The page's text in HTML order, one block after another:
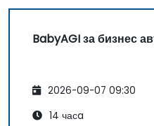
BabyAGI за бизнес
2026-09-07 09:30
14 часa